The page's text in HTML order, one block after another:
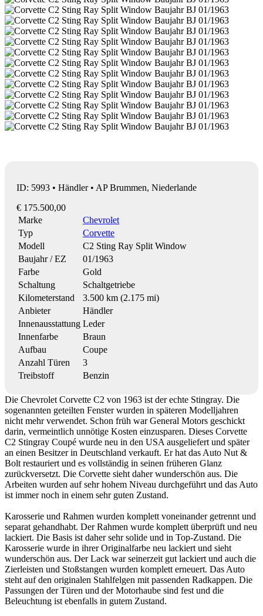
ID: 5993 • Händler • AP Brummen, Niederlande
€ 175.500,00
Marke
Chevrolet
Typ
Corvette
Modell
C2 Sting Ray Split Window
Baujahr / EZ
01/1963
Farbe
Gold
Schaltung
Schaltgetriebe
Kilometerstand
3.500 km (2.175 mi)
Anbieter
Händler
Innenausstattung Leder
Innenfarbe
Braun
Aufbau
Coupe
Anzahl Türen
3
Treibstoff
Benzin
Die Chevrolet Corvette C2 von 1963 ist der echte Stingray. Die
sogenannten geteilten Fenster wurden in späteren Modelljahren
nicht mehr verwendet. Schon früh war General Motors geschickt
darin, vermeintlich unnötige Kosten einzusparen. Dieses Corvette
C2 Stingray Coupé wurde neu in den USA ausgeliefert und später
an einen Besitzer in Deutschland verkauft. Er hat das Auto Nut &
Bolt restauriert und es vollständig in seinen früheren Glanz
zurückversetzt. Die Corvette sieht daher wunderschön aus. Die
Arbeiten wurden auf sehr hohem Niveau durchgeführt und das Auto
ist immer noch in einem sehr guten Zustand.
Karosserie und Rahmen wurden komplett voneinander getrennt und
separat gehandhabt. Der Rahmen wurde komplett überprüft und neu
lackiert. Die Basis ist daher sehr solide und in Top-Zustand. Die
Karosserie wurde in ihrer Originalfarbe neu lackiert und sieht
wunderschön aus. Der Lack war seinerzeit gut lackiert und auch die
Zierleisten und Stoßstangen wurden komplett erneuert. Das Auto
steht auf den originalen Stahlfelgen mit passenden Radkappen. Die
Passungen der Türen und der Motorhaube sind fest und die
Beleuchtung ist ebenfalls in gutem Zustand.